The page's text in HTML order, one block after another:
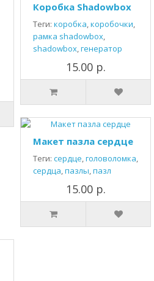
Коробка Shadowbox
Теги: коробка,коробочки,
рамка shadowbox,
shadowbox,генератор
15.00 р.
Макет пазла сердце
Теги: сердце,головоломка,
сердца,пазлы,пазл
15.00 р.